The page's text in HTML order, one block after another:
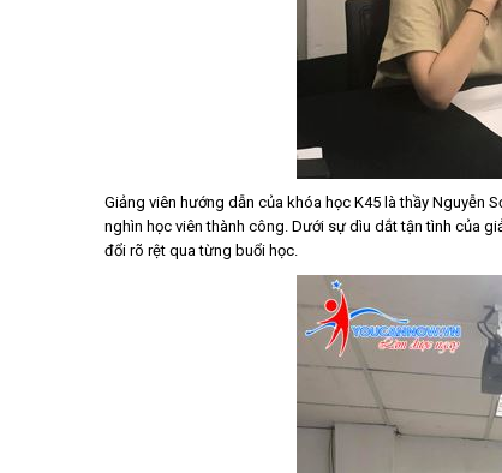
Giảng viên hướng dẫn của khóa học K45 là thầy Nguyễn
nghìn học viên thành công. Dưới sự dìu dắt tận tình của
đổi rõ rệt qua từng buổi học.